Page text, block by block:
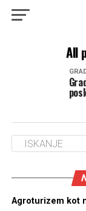
All
Agroturizem kot